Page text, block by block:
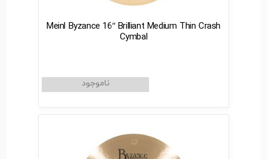
Meinl Byzance 16″ Brilliant Medium Thin Crash
Cymbal